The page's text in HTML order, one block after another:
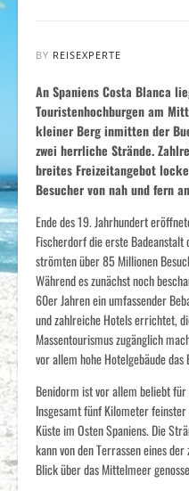
BY REISEXPERTE
An Spaniens Costa Blanca
Touristenhochburgen am
kleiner Berg inmitten der
zwei herrliche Strände.
breites Freizeitangebot
Besucher von nah und fern
Ende des 19. Jahrhundert
Fischerdorf die erste
strömten über 85 Millionen
Während es zunächst noch
60er Jahren ein umfassender
und zahlreiche Hotels errichtet,
Massentourismus zugänglich
vor allem hohe Hotelgebäude das
Benidorm ist vor allem beliebt
Insgesamt fünf Kilometer
Küste im Osten Spaniens. Die
kann von den Terrassen eines
Blick über das Mittelmeer